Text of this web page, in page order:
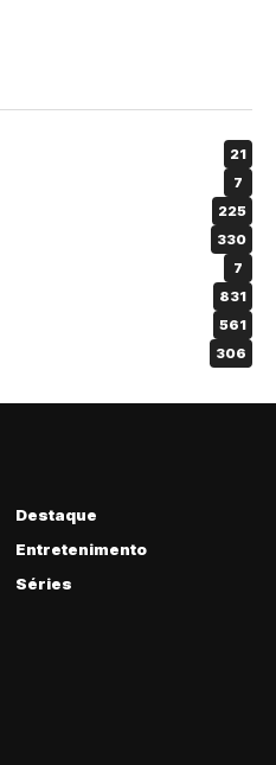
21
7
225
330
7
831
561
306
Destaque
Entretenimento
Séries